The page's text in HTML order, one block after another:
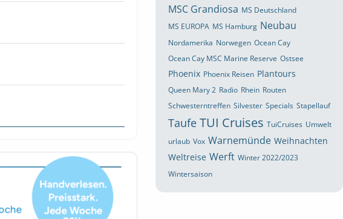
MSC Grandiosa MS Deutschland
MS EUROPA MS Hamburg Neubau
Nordamerika Norwegen Ocean Cay
Ocean Cay MSC Marine Reserve Ostsee
Phoenix Phoenix Reisen Plantours
Queen Mary 2 Radio Rhein Routen
Schwesterntreffen Silvester Specials Stapellauf
Taufe TUI Cruises TuiCruises Umwelt
urlaub Vox Warnemünde Weihnachten
Weltreise Werft Winter 2022/2023
Wintersaison